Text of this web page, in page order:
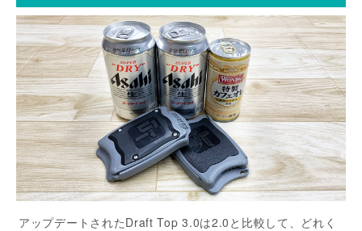
アップデートされたDraft Top 3.0は2.0と比較して、どれく